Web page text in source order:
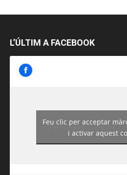
L’ÚLTIM A FACEBOOK
https://
Feu clic per acceptar
i activar aquest